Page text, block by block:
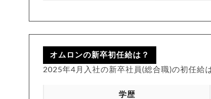
オムロンの新卒初任給は？
2025年4月入社の新卒社員(総合職)の初任給
学歴